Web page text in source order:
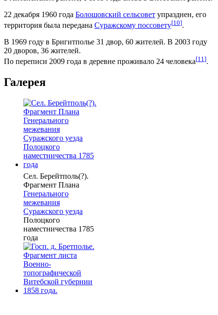
22 декабря 1960 года Болошовский сельсовет упразднен, его
территория была передана Суражскому поссовету[10].
В 1969 году в Бригитполье 31 двор, 60 жителей. В 2003 году
20 дворов, 36 жителей.
По переписи 2009 года в деревне проживало 24 человека[11].
Галерея
Сел. Берейтполь(?).
Фрагмент Плана
Генерального
межевания
Суражского уезда
Полоцкого
наместничества 1785
года